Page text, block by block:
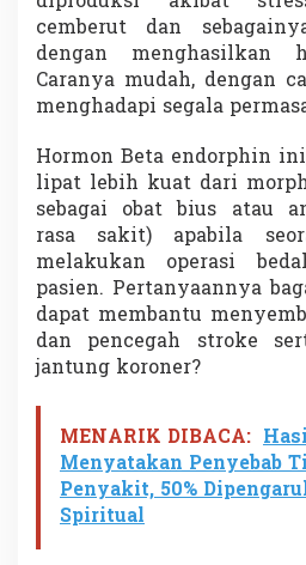
cemberut dan
dengan menghasilkan
Caranya mudah, dengan
menghadapi segala
Hormon Beta endorphin
lipat lebih kuat dari
sebagai obat bius atau
rasa sakit) apabila
melakukan operasi
pasien. Pertanyaannya
dapat membantu
dan pencegah stroke
jantung koroner?
MENARIK DIBACA:
Menyatakan Penyebab
Penyakit, 50%
Spiritual